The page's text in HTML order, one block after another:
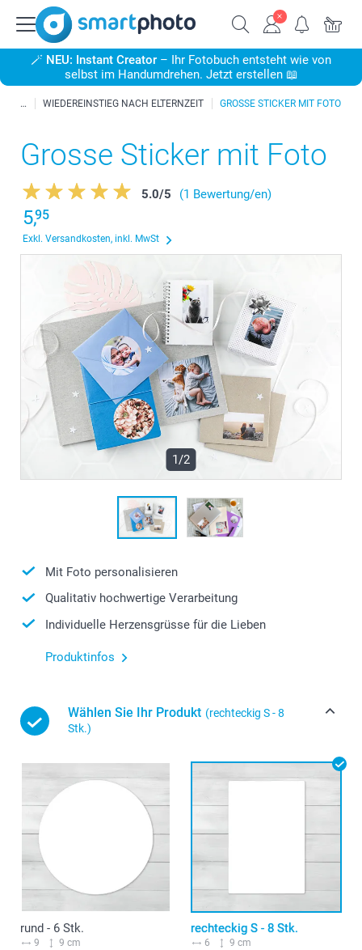
🪄 NEU: Instant Creator – Ihr Fotobuch entsteht wie von
selbst im Handumdrehen. Jetzt erstellen 📖
WIEDEREINSTIEG NACH ELTERNZEIT GROSSE STICKER MIT FOTO
Grosse Sticker mit Foto
5.0/5 (1 Bewertung/en)
5,95
Exkl. Versandkosten, inkl. MwSt
1/2
Mit Foto personalisieren
Qualitativ hochwertige Verarbeitung
Individuelle Herzensgrüsse für die Lieben
Produktinfos
Wählen Sie Ihr Produkt (rechteckig S - 8
Stk.)
rund - 6 Stk.
9 9 cm
rechteckig S - 8 Stk.
6 9 cm